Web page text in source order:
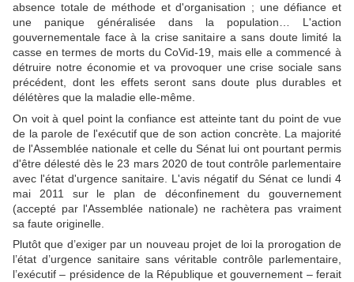
absence totale de méthode et d'organisation ; une défiance et
une panique généralisée dans la population… L'action
gouvernementale face à la crise sanitaire a sans doute limité la
casse en termes de morts du CoVid-19, mais elle a commencé à
détruire notre économie et va provoquer une crise sociale sans
précédent, dont les effets seront sans doute plus durables et
délétères que la maladie elle-même.
On voit à quel point la confiance est atteinte tant du point de vue
de la parole de l'exécutif que de son action concrète. La majorité
de l'Assemblée nationale et celle du Sénat lui ont pourtant permis
d'être délesté dès le 23 mars 2020 de tout contrôle parlementaire
avec l'état d'urgence sanitaire. L'avis négatif du Sénat ce lundi 4
mai 2011 sur le plan de déconfinement du gouvernement
(accepté par l'Assemblée nationale) ne rachètera pas vraiment
sa faute originelle.
Plutôt que d’exiger par un nouveau projet de loi la prorogation de
l’état d’urgence sanitaire sans véritable contrôle parlementaire,
l’exécutif – présidence de la République et gouvernement – ferait